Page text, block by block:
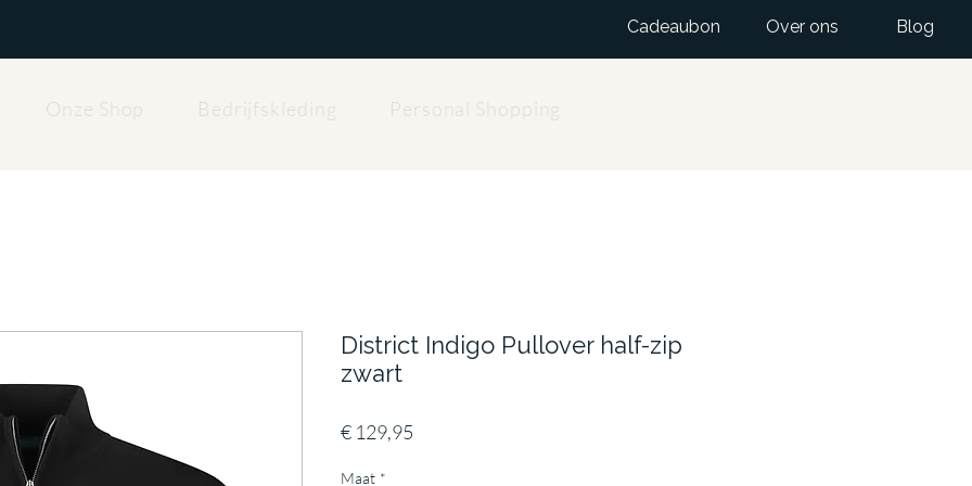
Cadeaubon Over ons Blog
Onze Shop Bedrijfskleding Personal Shopping
District Indigo Pullover half-zip
zwart
€ 129,95
Maat *